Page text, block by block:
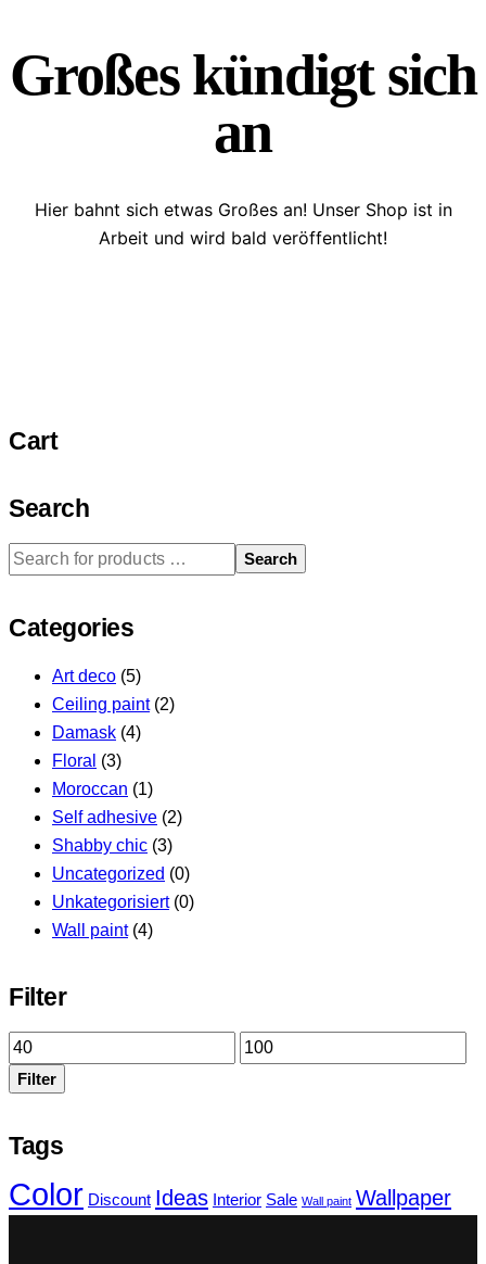
Großes kündigt sich
an
Hier bahnt sich etwas Großes an! Unser Shop ist in
Arbeit und wird bald veröffentlicht!
Cart
Search
Search
Categories
Art deco (5)
Ceiling paint (2)
Damask (4)
Floral (3)
Moroccan (1)
Self adhesive (2)
Shabby chic (3)
Uncategorized (0)
Unkategorisiert (0)
Wall paint (4)
Filter
Min.
Preis
Max.
Filter
Tags
Color Discount Ideas Interior Sale Wall paint Wallpaper